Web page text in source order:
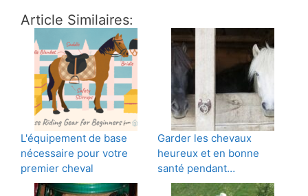
Article Similaires:
L'équipement de base
nécessaire pour votre
premier cheval
Garder les chevaux
heureux et en bonne
santé pendant…